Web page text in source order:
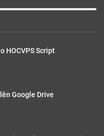
HOCVPS Script
Google Drive